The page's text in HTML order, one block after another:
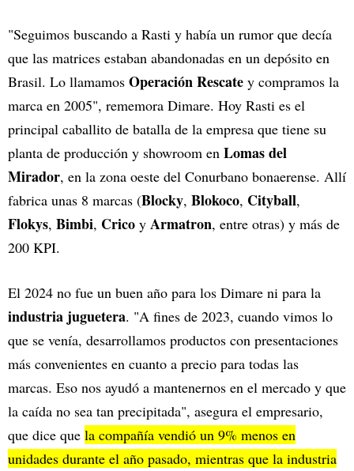
"Seguimos buscando a Rasti y había un rumor que decía
que las matrices estaban abandonadas en un depósito en
Brasil. Lo llamamos Operación Rescate y compramos la
marca en 2005", rememora Dimare. Hoy Rasti es el
principal caballito de batalla de la empresa que tiene su
planta de producción y showroom en Lomas del
Mirador, en la zona oeste del Conurbano bonaerense. Allí
fabrica unas 8 marcas (Blocky, Blokoco, Cityball,
Flokys, Bimbi, Crico y Armatron, entre otras) y más de
200 KPI.
El 2024 no fue un buen año para los Dimare ni para la
industria juguetera. "A fines de 2023, cuando vimos lo
que se venía, desarrollamos productos con presentaciones
más convenientes en cuanto a precio para todas las
marcas. Eso nos ayudó a mantenernos en el mercado y que
la caída no sea tan precipitada", asegura el empresario,
que dice que la compañía vendió un 9% menos en
unidades durante el año pasado, mientras que la industria